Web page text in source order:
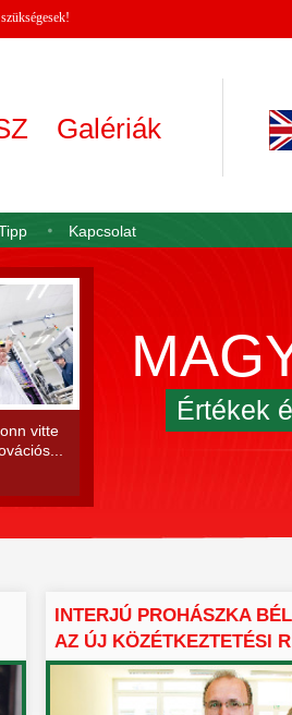
Galériák
Kapcsolat
vitte
Értékek
INTERJÚ PROHÁSZKA
AZ ÚJ KÖZÉTKEZTETÉSI